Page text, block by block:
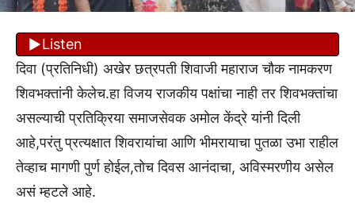
Listen
दिवा (प्रतिनिधी) अखेर छत्रपती शिवाजी महाराज चौक नामकरण
शिवभक्तांनी केलेच.हा विजय राजकीय पक्षांचा नाही तर शिवभक्तांचा
असल्याची प्रतिक्रिया समाजसेवक अमोल केंद्रे यांनी दिली
आहे,परंतु प्रत्यक्षात शिवरायांचा आणि भीमरायाचा पुतळा उभा राहील
तेव्हाच मागणी पुर्ण होईल,तोच दिवस आनंदाचा, अविस्मरणीय असेल
असं म्हटले आहे.